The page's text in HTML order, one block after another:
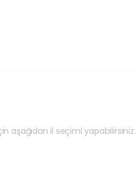
aşağıdan il seçimi yapabilirsiniz.